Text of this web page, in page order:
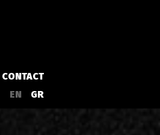
CONTACT
EN
GR